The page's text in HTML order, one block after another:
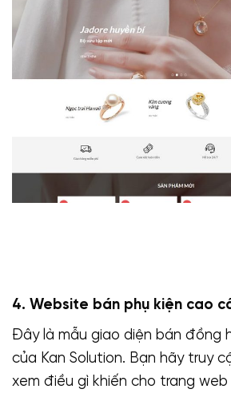
4. Website bán phụ kiện cao
Đây là mẫu giao diện bán đồng
của Kan Solution. Bạn hãy truy
xem điều gì khiến cho trang